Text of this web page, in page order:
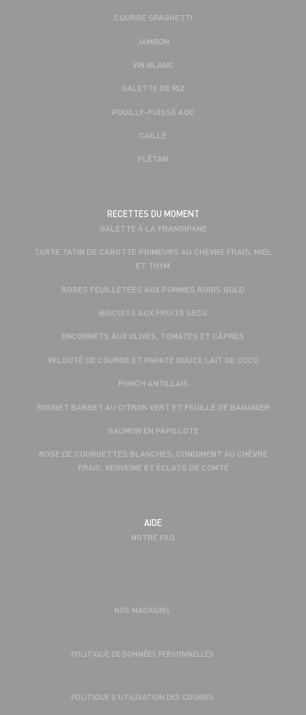
COURGE SPAGHETTI
JAMBON
VIN BLANC
GALETTE DE RIZ
POUILLY-FUISSÉ AOC
CAILLE
FLÉTAN
RECETTES DU MOMENT
GALETTE À LA FRANGIPANE
TARTE TATIN DE CAROTTE PRIMEURS AU CHÈVRE FRAIS, MIEL
ET THYM
ROSES FEUILLETÉES AUX POMMES RUBIS GOLD
BISCUITS AUX FRUITS SECS
ENCORNETS AUX OLIVES, TOMATES ET CÂPRES
VELOUTÉ DE COURGE ET PAPATE DOUCE LAIT DE COCO
PUNCH ANTILLAIS
ROUGET BARBET AU CITRON VERT ET FEUILLE DE BANANIER
SAUMON EN PAPILLOTE
ROSE DE COURGETTES BLANCHES, CONDIMENT AU CHÈVRE
FRAIS, VERVEINE ET ÉCLATS DE COMTÉ
AIDE
NOTRE FAQ
NOS MAGASINS
POLITIQUE DE DONNÉES PERSONNELLES
POLITIQUE D’UTILISATION DES COOKIES